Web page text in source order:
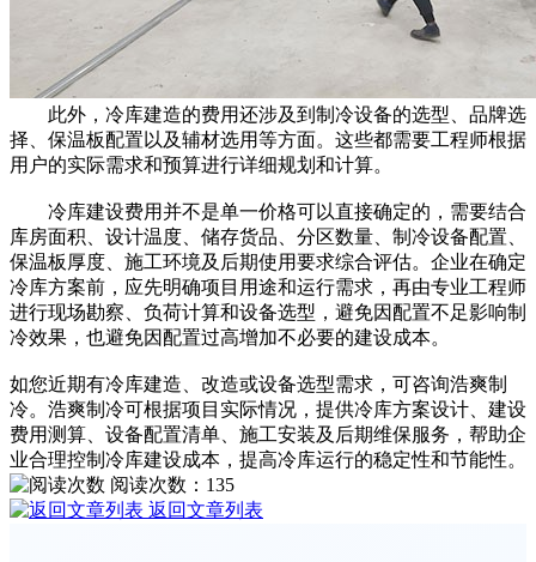
此外，冷库建造的费用还涉及到制冷设备的选型、品牌选
择、保温板配置以及辅材选用等方面。这些都需要工程师根据
用户的实际需求和预算进行详细规划和计算。
冷库建设费用并不是单一价格可以直接确定的，需要结合
库房面积、设计温度、储存货品、分区数量、制冷设备配置、
保温板厚度、施工环境及后期使用要求综合评估。企业在确定
冷库方案前，应先明确项目用途和运行需求，再由专业工程师
进行现场勘察、负荷计算和设备选型，避免因配置不足影响制
冷效果，也避免因配置过高增加不必要的建设成本。
如您近期有冷库建造、改造或设备选型需求，可咨询浩爽制
冷。浩爽制冷可根据项目实际情况，提供冷库方案设计、建设
费用测算、设备配置清单、施工安装及后期维保服务，帮助企
业合理控制冷库建设成本，提高冷库运行的稳定性和节能性。
阅读次数： 135
返回文章列表